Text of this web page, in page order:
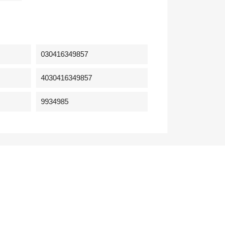
030416349857
4030416349857
9934985